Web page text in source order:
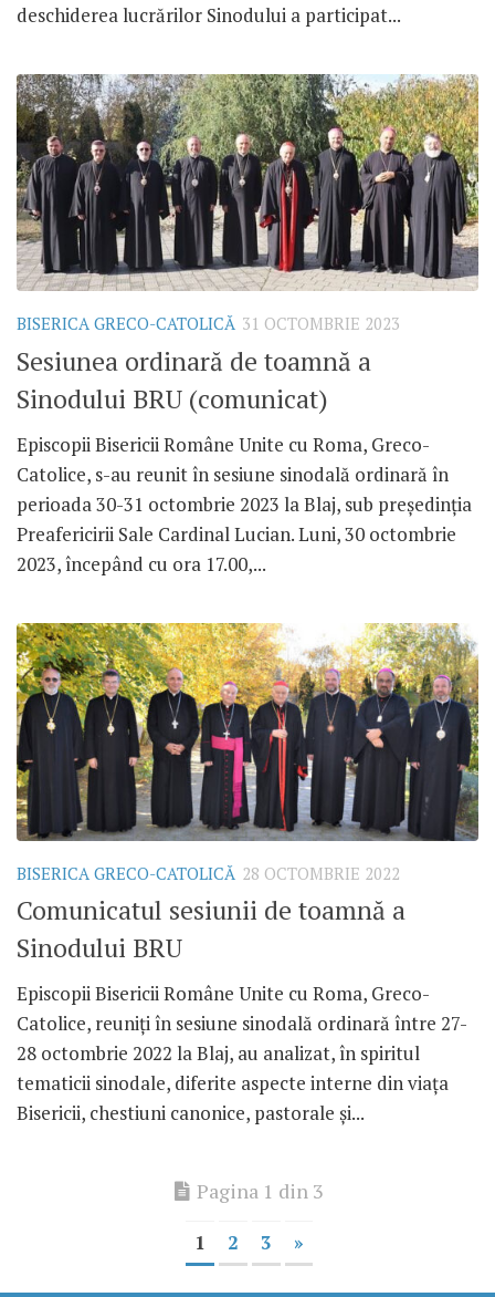
deschiderea lucrărilor Sinodului a participat...
BISERICA GRECO-CATOLICĂ 31 OCTOMBRIE 2023
Sesiunea ordinară de toamnă a
Sinodului BRU (comunicat)
Episcopii Bisericii Române Unite cu Roma, Greco-
Catolice, s-au reunit în sesiune sinodală ordinară în
perioada 30-31 octombrie 2023 la Blaj, sub președinția
Preafericirii Sale Cardinal Lucian. Luni, 30 octombrie
2023, începând cu ora 17.00,...
BISERICA GRECO-CATOLICĂ 28 OCTOMBRIE 2022
Comunicatul sesiunii de toamnă a
Sinodului BRU
Episcopii Bisericii Române Unite cu Roma, Greco-
Catolice, reuniți în sesiune sinodală ordinară între 27-
28 octombrie 2022 la Blaj, au analizat, în spiritul
tematicii sinodale, diferite aspecte interne din viața
Bisericii, chestiuni canonice, pastorale și...
Pagina 1 din 3
1 2 3 »